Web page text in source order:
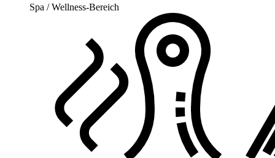
Spa / Wellness-Bereich